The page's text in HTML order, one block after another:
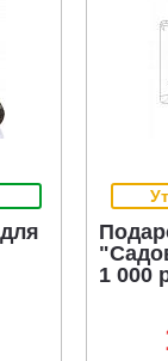
выдерживают
частей
газоном. Как с
Сбор травы в
Боковой выброс.
Мульчирование.
Задний выброс
широкие
1 000